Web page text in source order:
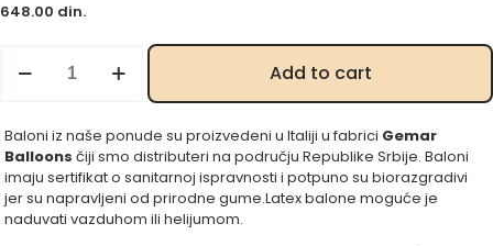
648.00 din.
gumeno
045
količina
Add to cart
Baloni iz naše ponude su proizvedeni u Italiji u fabrici Gemar
Balloonsčiji smo distributeri na području Republike Srbije. Baloni
imaju sertifikat o sanitarnoj ispravnosti i potpuno su biorazgradivi
jer su napravljeni od prirodne gume.Latex balone moguće je
naduvati vazduhom ili helijumom.